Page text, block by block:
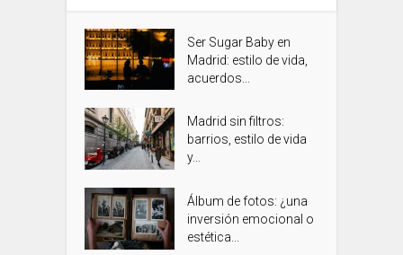
Ser Sugar Baby en
Madrid: estilo de vida,
acuerdos...
Madrid sin filtros:
barrios, estilo de vida
y...
Álbum de fotos: ¿una
inversión emocional o
estética...